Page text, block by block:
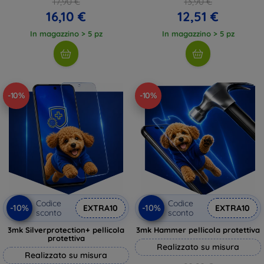
16,10 €
In magazzino > 5 pz
12,51 €
In magazzino > 5 pz
-10%
-10%
Codice
sconto
EXTRA10
3mk Silverprotection+ pellicola
protettiva
Realizzato su misura
-10%
-10%
Codice
sconto
EXTRA10
3mk Hammer pellicola protettiva
Realizzato su misura